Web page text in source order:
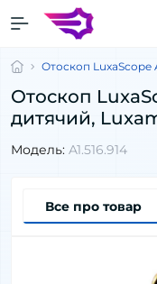
Отоскоп LuxaScope
Отоскоп
дитячий,
Модель: A1.516.914
Все про товар